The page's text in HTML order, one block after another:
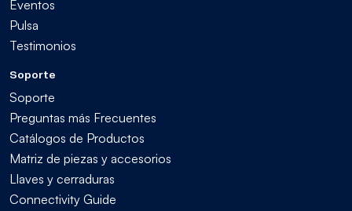
Eventos
Pulsa
Testimonios
Soporte
Soporte
Preguntas más Frecuentes
Catálogos de Productos
Matriz de piezas y accesorios
Llaves y cerraduras
Connectivity Guide